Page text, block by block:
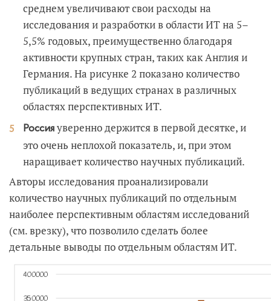
среднем увеличивают свои расходы на
исследования и разработки в области ИТ на 5–
5,5% годовых, преимущественно благодаря
активности крупных стран, таких как Англия и
Германия. На рисунке 2 показано количество
публикаций в ведущих странах в различных
областях перспективных ИТ.
Россияуверенно держится в первой десятке, и
это очень неплохой показатель, и, при этом
наращивает количество научных публикаций.
Авторы исследования проанализировали
количество научных публикаций по отдельным
наиболее перспективным областям исследований
(см. врезку), что позволило сделать более
детальные выводы по отдельным областям ИТ.